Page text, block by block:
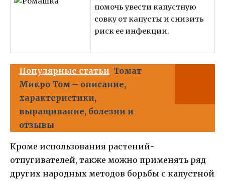
помочь увести капустную
совку от капусты и снизить
риск ее инфекции.
Популярные статьи Томат
Микро Том – описание,
характеристики,
выращивание, болезни и
отзывы
Кроме использования растений-
отпугивателей, также можно применять ряд
других народных методов борьбы с капустной